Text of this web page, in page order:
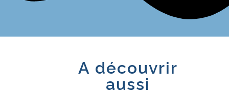
A découvrir
aussi